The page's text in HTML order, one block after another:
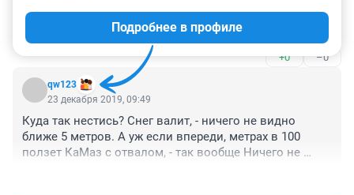
Земля пухом парням они ни в чем не виноваты а кто
пишет гадости бог вам судья
+0 –0
qw123
Подробнее в профиле
23 декабря 2019, 09:49
Куда так нестись? Снег валит, - ничего не видно
ближе 5 метров. А уж если впереди, метрах в 100
ползет КаМаз с отвалом, - так вообще Ничего не